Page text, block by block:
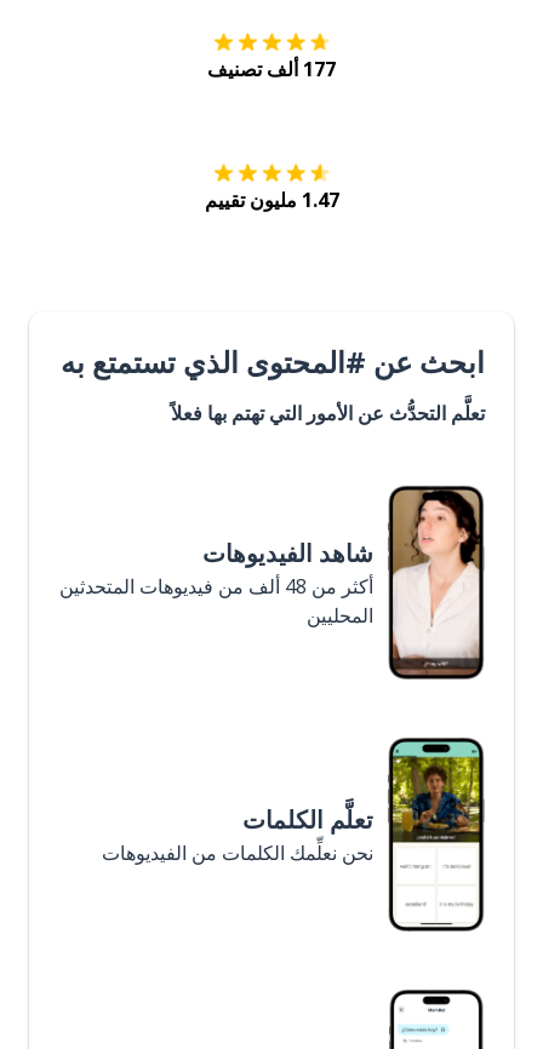
177 ألف تصنيف
1.47 مليون تقييم
ابحث عن #المحتوى الذي تستمتع به
تعلَّم التحدُّث عن الأمور التي تهتم بها فعلاً
شاهد الفيديوهات
أكثر من 48 ألف من فيديوهات المتحدثين
المحليين
تعلَّم الكلمات
نحن نعلِّمك الكلمات من الفيديوهات